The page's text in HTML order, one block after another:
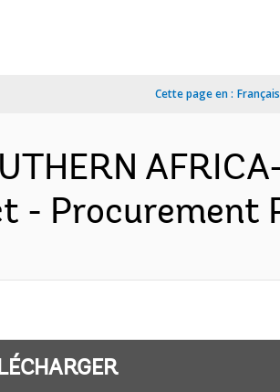
Cette page en : Français
- Procurement